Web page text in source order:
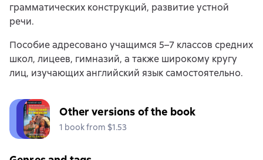
грамматических конструкций, развитие устной
речи.
Пособие адресовано учащимся 5–7 классов средних
школ, лицеев, гимназий, а также широкому кругу
лиц, изучающих английский язык самостоятельно.
Other versions of the book
1 book from $1.53